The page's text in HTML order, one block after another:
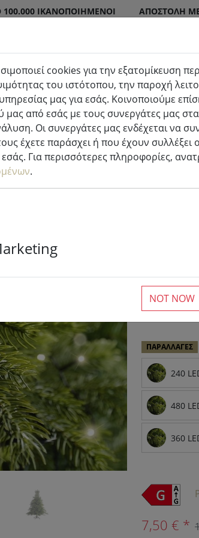
ΙΚΑΝΟΠΟΙΗΜΈΝΟΙ
ΑΠΟΣΤΟΛΉ
& εξωτερικού χώρου
ΠΑΡΑΛΛΑΓΈΣ
240
480
360
7,50 € *
cookies για την εξατομίκευση
του ιστότοπου, την παροχή
μας για εσάς. Κοινοποιούμε
από εσάς με τους συνεργάτες μας
Οι συνεργάτες μας ενδέχεται να
έχετε παράσχει ή που έχουν συλλέξει
Για περισσότερες πληροφορίες,
.
NOT NOW